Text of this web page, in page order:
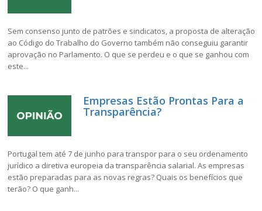
Sem consenso junto de patrões e sindicatos, a proposta de alteração
ao Código do Trabalho do Governo também não conseguiu garantir
aprovação no Parlamento. O que se perdeu e o que se ganhou com
este...
Empresas Estão Prontas Para a
Transparência?
Portugal tem até 7 de junho para transpor para o seu ordenamento
jurídico a diretiva europeia da transparência salarial. As empresas
estão preparadas para as novas regras? Quais os benefícios que
terão? O que ganh...